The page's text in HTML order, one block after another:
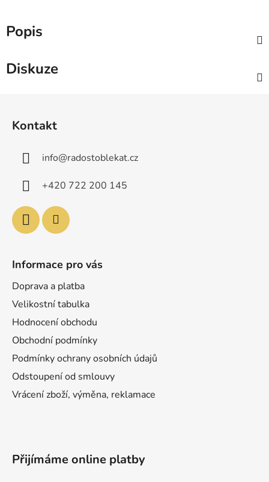
Popis
Diskuze
Kontakt
info@radostoblekat.cz
+420 722 200 145
Informace pro vás
Doprava a platba
Velikostní tabulka
Hodnocení obchodu
Obchodní podmínky
Podmínky ochrany osobních údajů
Odstoupení od smlouvy
Vrácení zboží, výměna, reklamace
Přijímáme online platby